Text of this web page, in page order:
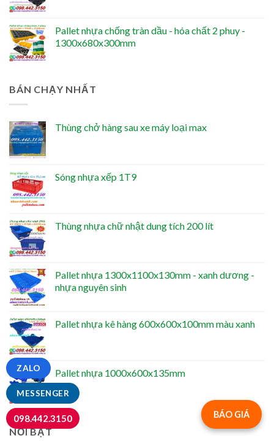
Pallet nhựa chống tràn dầu - hóa chất 2 phuy -
1300x680x300mm
BÁN CHẠY NHẤT
Thùng chở hàng sau xe máy loại max
Sóng nhựa xếp 1T9
Thùng nhựa chữ nhật dung tích 200 lít
Pallet nhựa 1300x1100x130mm - xanh dương -
nhựa nguyên sinh
Pallet nhựa kê hàng 600x600x100mm màu xanh
Pallet nhựa 1000x600x135mm
NỔI BẬT
BÁO GIÁ
MESSENGER
ZALO
098.442.3150